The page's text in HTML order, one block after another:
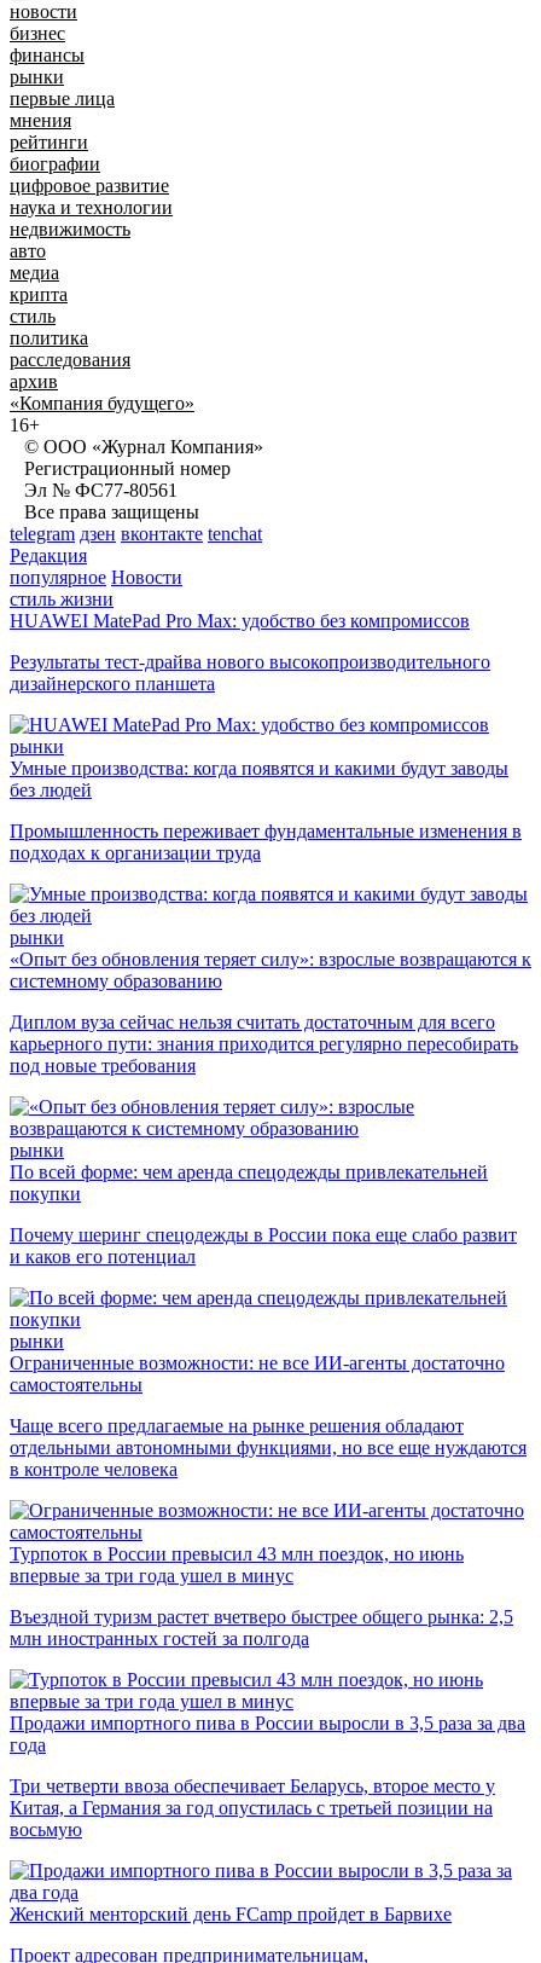
новости
бизнес
финансы
рынки
первые лица
мнения
рейтинги
биографии
цифровое развитие
наука и технологии
недвижимость
авто
медиа
крипта
стиль
политика
расследования
архив
«Компания будущего»
16+
© ООО «Журнал Компания»
Регистрационный номер
Эл № ФС77-80561
Все права защищены
telegram дзен вконтакте tenchat
Редакция
популярное Новости
стиль жизни
HUAWEI MatePad Pro Max: удобство без компромиссов
Результаты тест-драйва нового высокопроизводительного
дизайнерского планшета
рынки
Умные производства: когда появятся и какими будут заводы
без людей
Промышленность переживает фундаментальные изменения в
подходах к организации труда
рынки
«Опыт без обновления теряет силу»: взрослые возвращаются к
системному образованию
Диплом вуза сейчас нельзя считать достаточным для всего
карьерного пути: знания приходится регулярно пересобирать
под новые требования
рынки
По всей форме: чем аренда спецодежды привлекательней
покупки
Почему шеринг спецодежды в России пока еще слабо развит
и каков его потенциал
рынки
Ограниченные возможности: не все ИИ-агенты достаточно
самостоятельны
Чаще всего предлагаемые на рынке решения обладают
отдельными автономными функциями, но все еще нуждаются
в контроле человека
Турпоток в России превысил 43 млн поездок, но июнь
впервые за три года ушел в минус
Въездной туризм растет вчетверо быстрее общего рынка: 2,5
млн иностранных гостей за полгода
Продажи импортного пива в России выросли в 3,5 раза за два
года
Три четверти ввоза обеспечивает Беларусь, второе место у
Китая, а Германия за год опустилась с третьей позиции на
восьмую
Женский менторский день FCamp пройдет в Барвихе
Проект адресован предпринимательницам,